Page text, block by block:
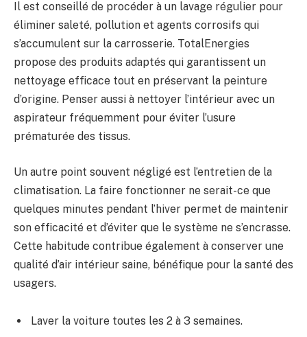
Il est conseillé de procéder à un lavage régulier pour
éliminer saleté, pollution et agents corrosifs qui
s’accumulent sur la carrosserie. TotalEnergies
propose des produits adaptés qui garantissent un
nettoyage efficace tout en préservant la peinture
d’origine. Penser aussi à nettoyer l’intérieur avec un
aspirateur fréquemment pour éviter l’usure
prématurée des tissus.
Un autre point souvent négligé est l’entretien de la
climatisation. La faire fonctionner ne serait-ce que
quelques minutes pendant l’hiver permet de maintenir
son efficacité et d’éviter que le système ne s’encrasse.
Cette habitude contribue également à conserver une
qualité d’air intérieur saine, bénéfique pour la santé des
usagers.
Laver la voiture toutes les 2 à 3 semaines.